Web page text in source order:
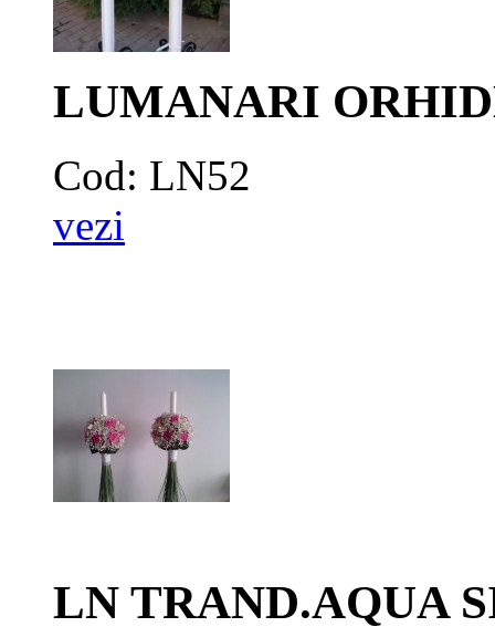
LUMANARI
Cod: LN52
vezi
LN TRAND.AQUA